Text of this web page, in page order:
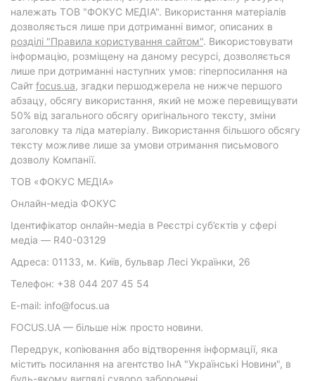
належать ТОВ "ФОКУС МЕДІА". Використання матеріалів
дозволяється лише при дотриманні вимог, описаних в
розділі "Правила користування сайтом". Використовувати
інформацію, розміщену на даному ресурсі, дозволяється
лише при дотриманні наступних умов: гіперпосилання на
Cайт focus.ua, згадки першоджерела не нижче першого
абзацу, обсягу використання, який не може перевищувати
50% від загального обсягу оригінального тексту, зміни
заголовку та ліда матеріалу. Використання більшого обсягу
тексту можливе лише за умови отримання письмового
дозволу Компанії.
ТОВ «ФОКУС МЕДІА»
Онлайн-медіа ФОКУС
Ідентифікатор онлайн-медіа в Реєстрі суб’єктів у сфері
медіа — R40-03129
Адреса: 01133, м. Київ, бульвар Лесі Українки, 26
Телефон: +38 044 207 45 54
E-mail: info@focus.ua
FOCUS.UA — більше ніж просто новини.
Передрук, копіювання або відтворення інформації, яка
містить посилання на агентство ІнА "Українські Новини", в
будь-якому вигляді суворо заборонені.